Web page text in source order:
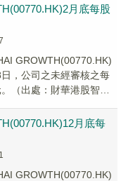
月底每股
GROWTH(00770.HK)
，公司之未經審核之每
（出處：財華港股智能
月底每
GROWTH(00770.HK)